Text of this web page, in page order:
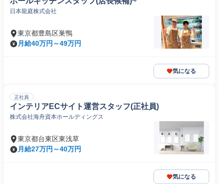
日本龍庭株式会社
東京都豊島区巣鴨
月給40万円～49万円
気になる
正社員
インテリアECサイト運営スタッフ(正社員)
株式会社海舟資本ホールディングス
東京都台東区東浅草
月給27万円～40万円
気になる